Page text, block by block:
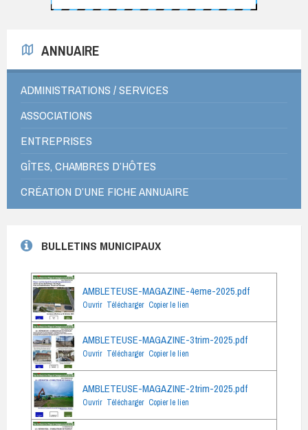
ANNUAIRE
ADMINISTRATIONS / SERVICES
ASSOCIATIONS
ENTREPRISES
GÎTES, CHAMBRES D’HÔTES
CRÉATION D’UNE FICHE ANNUAIRE
BULLETINS MUNICIPAUX
AMBLETEUSE-MAGAZINE-4eme-2025.pdf
Ouvrir Télécharger Copier le lien
AMBLETEUSE-MAGAZINE-3trim-2025.pdf
Ouvrir Télécharger Copier le lien
AMBLETEUSE-MAGAZINE-2trim-2025.pdf
Ouvrir Télécharger Copier le lien